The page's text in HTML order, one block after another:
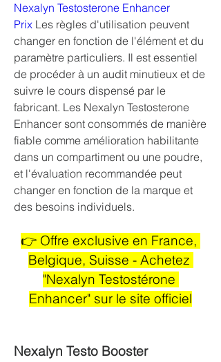
Nexalyn Testosterone Enhancer
Prix Les règles d'utilisation peuvent
changer en fonction de l'élément et du
paramètre particuliers. Il est essentiel
de procéder à un audit minutieux et de
suivre le cours dispensé par le
fabricant. Les Nexalyn Testosterone
Enhancer sont consommés de manière
fiable comme amélioration habilitante
dans un compartiment ou une poudre,
et l'évaluation recommandée peut
changer en fonction de la marque et
des besoins individuels.
👉 Offre exclusive en France,
Belgique, Suisse - Achetez
"Nexalyn Testostérone
Enhancer" sur le site officiel
Nexalyn Testo Booster